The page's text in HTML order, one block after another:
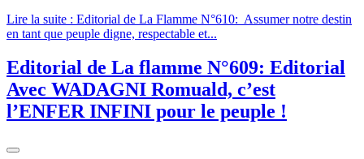
Lire la suite : Editorial de La Flamme N°610: Assumer notre destin
en tant que peuple digne, respectable et...
Editorial de La flamme N°609: Editorial
Avec WADAGNI Romuald, c’est
l’ENFER INFINI pour le peuple !